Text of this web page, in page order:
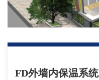
FD外墙内保温系统